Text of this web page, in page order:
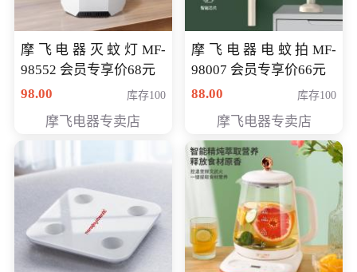
摩飞电器灭蚊灯MF-
98552 会员专享价68元
98.00
库存100
摩飞电器专卖店
摩飞电器电蚊拍MF-
98007 会员专享价66元
88.00
库存100
摩飞电器专卖店